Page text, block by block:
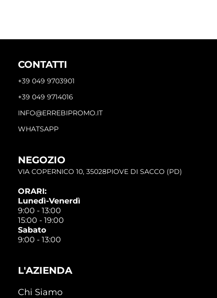
CONTATTI
+39 049 9703901
+39 049 9714016
INFO@ERREBIPROMO.IT
WHATSAPP
NEGOZIO
VIA COPERNICO 10, 35028PIOVE DI SACCO (PD)
ORARI:
Lunedì-Venerdì
9:00 - 13:00
15:00 - 19:00
Sabato
9:00 - 13:00
L'AZIENDA
Chi Siamo